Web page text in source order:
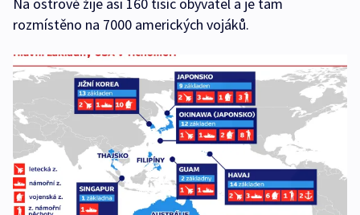
rozmístěno na 7000 amerických vojáků.